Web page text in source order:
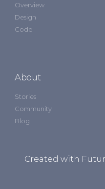
Overview
Design
Code
About
Stories
Community
Blog
Created with